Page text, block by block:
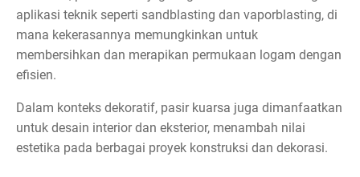
aplikasi teknik seperti sandblasting dan vaporblasting, di
mana kekerasannya memungkinkan untuk
membersihkan dan merapikan permukaan logam dengan
efisien.
Dalam konteks dekoratif, pasir kuarsa juga dimanfaatkan
untuk desain interior dan eksterior, menambah nilai
estetika pada berbagai proyek konstruksi dan dekorasi.